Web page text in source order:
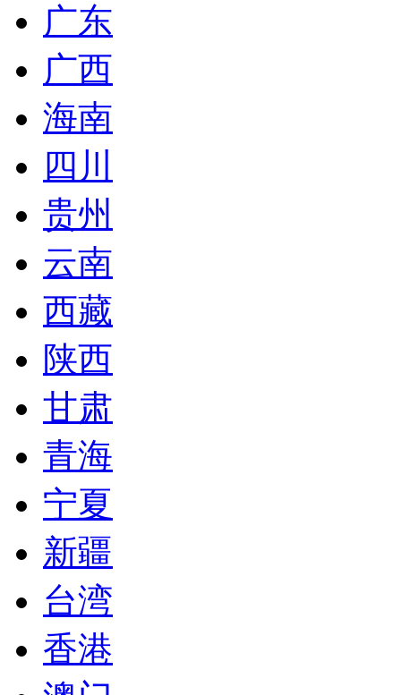
广东
广西
海南
四川
贵州
云南
西藏
陕西
甘肃
青海
宁夏
新疆
台湾
香港